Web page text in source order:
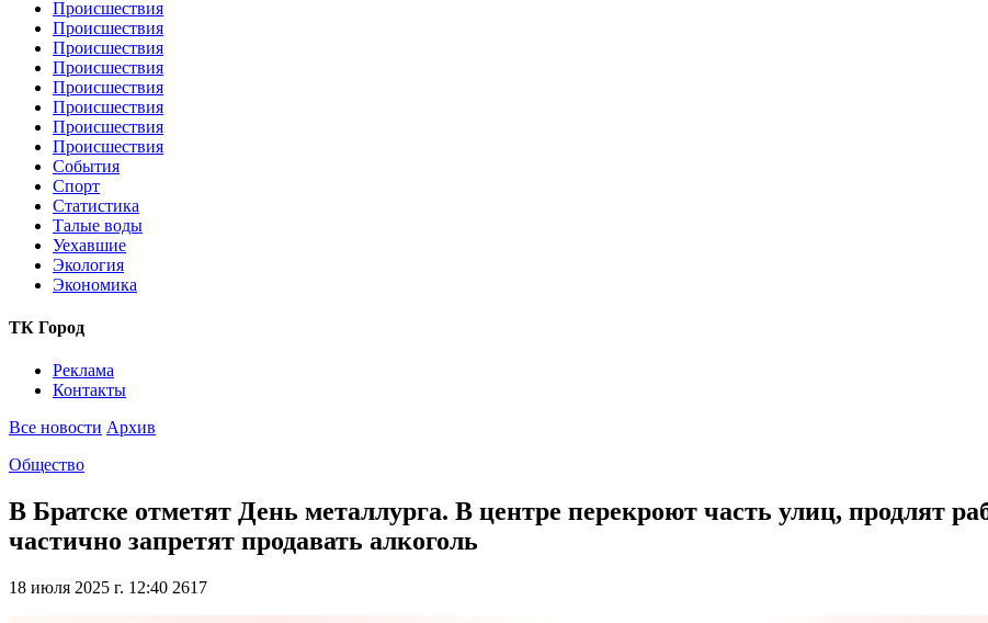
Происшествия
Происшествия
Происшествия
Происшествия
Происшествия
Происшествия
Происшествия
Происшествия
События
Спорт
Статистика
Талые воды
Уехавшие
Экология
Экономика
ТК Город
Реклама
Контакты
Все новости Архив
Общество
В Братске отметят День металлурга. В центре перекроют часть улиц, продлят
частично запретят продавать алкоголь
18 июля 2025 г. 12:40 2617